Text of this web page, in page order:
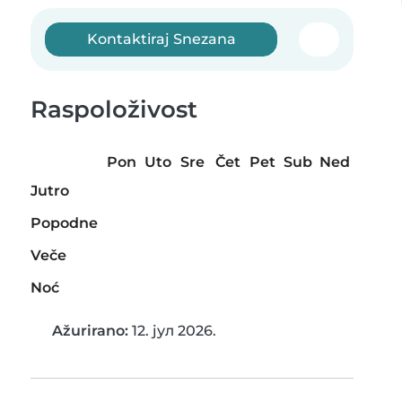
Kontaktiraj Snezana
Raspoloživost
Pon Uto Sre Čet Pet Sub Ned
Jutro
Popodne
Veče
Noć
Ažurirano: 12. јул 2026.